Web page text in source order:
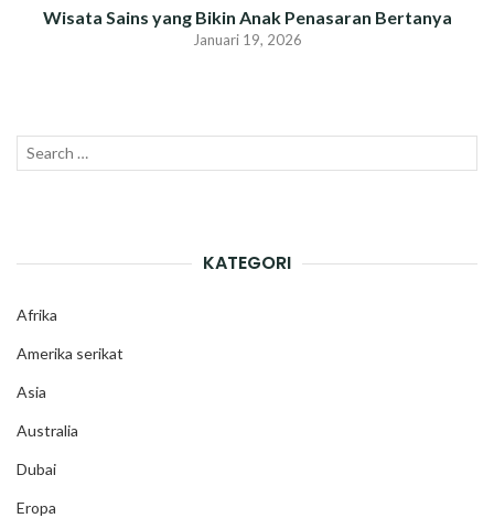
Wisata Sains yang Bikin Anak Penasaran Bertanya
Januari 19, 2026
Search
KATEGORI
Afrika
Amerika serikat
Asia
Australia
Dubai
Eropa